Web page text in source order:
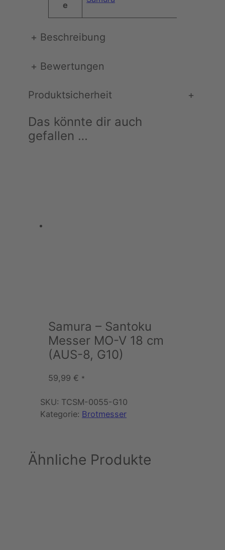
l
G
1
)
e
n
e
+ Beschreibung
+ Bewertungen
Produktsicherheit +
Das könnte dir auch
gefallen …
Samura – Santoku
Messer MO-V 18 cm
(AUS-8, G10)
59,99 € *
SKU: TCSM-0055-G10
Kategorie: Brotmesser
Ähnliche Produkte